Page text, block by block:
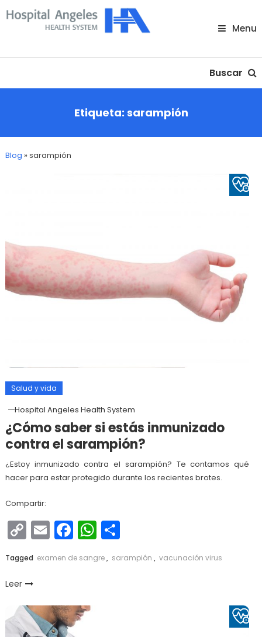
Skip
To
Menu
Buscar
Etiqueta: sarampión
Blog »sarampión
Salud y vida
Hospital Angeles Health System
¿Cómo saber si estás inmunizado
contra el sarampión?
¿Estoy inmunizado contra el sarampión? Te contamos qué
hacer para estar protegido durante los recientes brotes.
Compartir:
Copy
Link
EmailFacebook
WhatsApp
Compartir
Tagged examen de sangre, sarampión , vacunación virus
Leer